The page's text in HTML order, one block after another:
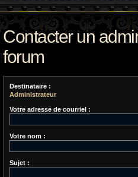
Contacter un
forum
Destinataire :
Administrateur
Votre adresse de courriel :
Votre nom :
Sujet :